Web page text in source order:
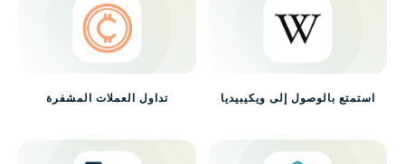
استمتع بالوصول إلى ويكيبيديا تداول العملات المشفرة